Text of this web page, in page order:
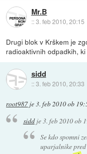
Mr.B
::3. feb 2010, 20:15
Drugi blok v Krškem je
radioaktivnih odpadkih,
sidd
::3. feb 2010, 20:33
root987 je3. feb 2010 ob
siddje3. feb 2010 ob
Se kdo spomni
uparjalnike